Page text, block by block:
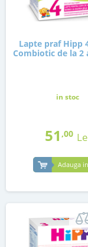
Lapte praf Hipp
Combiotic de la 2
in stoc
51 ,00
Adauga